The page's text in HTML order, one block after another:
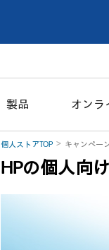
製品 オンラ
個人ストアTOP キャンペー
HPの個人向